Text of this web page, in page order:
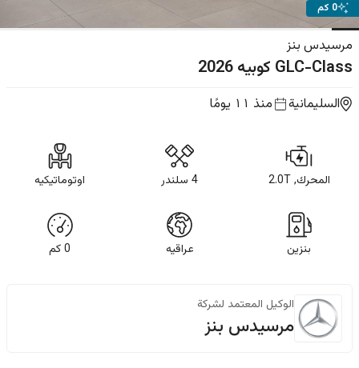
0 كم
مرسيدس بنز
GLC-Class كوبيه 2026
السليمانية منذ ١١ يومًا
المحرك, 2.0T 4 سلندر اوتوماتيكيه
بنزين عراقيه 0كم
الوكيل المعتمد لشركة
مرسيدس بنز